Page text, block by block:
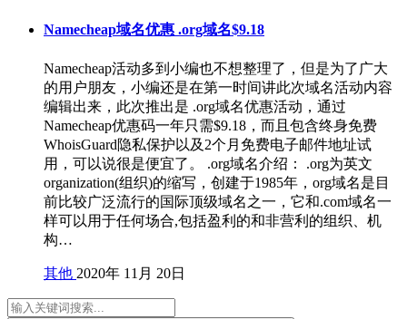
Namecheap域名优惠 .org域名$9.18
Namecheap活动多到小编也不想整理了，但是为了广大
的用户朋友，小编还是在第一时间讲此次域名活动内容
编辑出来，此次推出是 .org域名优惠活动，通过
Namecheap优惠码一年只需$9.18，而且包含终身免费
WhoisGuard隐私保护以及2个月免费电子邮件地址试
用，可以说很是便宜了。 .org域名介绍： .org为英文
organization(组织)的缩写，创建于1985年，org域名是目
前比较广泛流行的国际顶级域名之一，它和.com域名一
样可以用于任何场合,包括盈利的和非营利的组织、机
构…
其他 2020年 11月 20日